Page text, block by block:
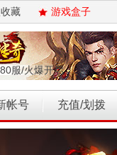
藏 游戏盒子
服/火爆开启
帐号 充值/划拨